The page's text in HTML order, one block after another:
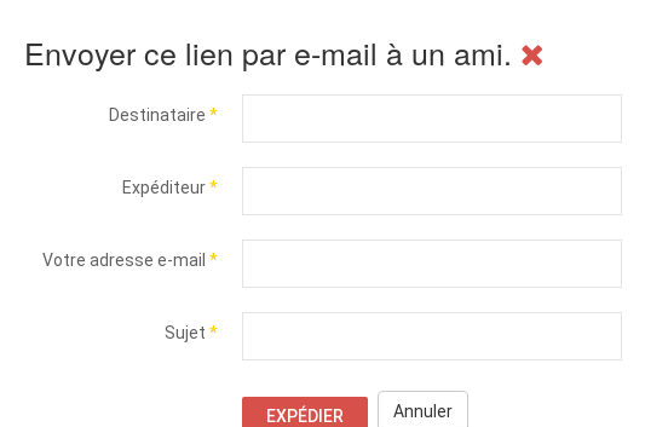
Envoyer ce lien par e-mail à un ami.
Destinataire *
Expéditeur*
Votre adresse e-mail *
Sujet *
EXPÉDIER Annuler